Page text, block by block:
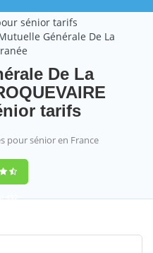
sénior tarifs
Générale De La
De La
tarifs
pour sénior en France
452